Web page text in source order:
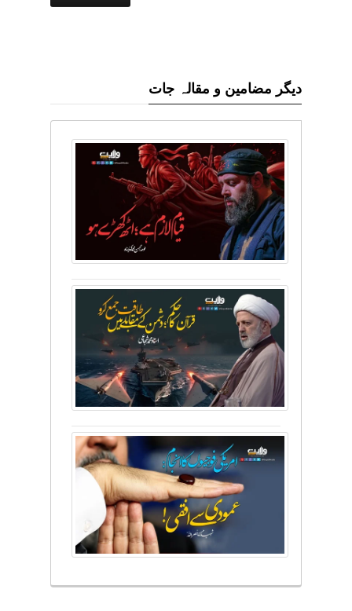
دیگر مضامین و مقالہ جات